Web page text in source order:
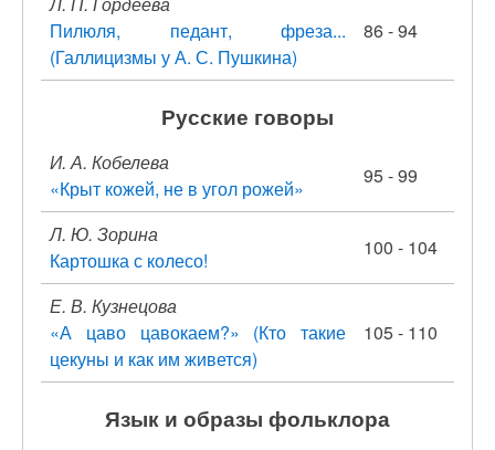
Пилюля, педант, фреза...
(Галлицизмы у А. С. Пушкина)
86 - 94
Русские говоры
И. А. Кобелева
«Крыт кожей, не в угол рожей»
95 - 99
Л. Ю. Зорина
Картошка с колесо!
100 - 104
Е. В. Кузнецова
«А цаво цавокаем?» (Кто такие
цекуны и как им живется)
105 - 110
Язык и образы фольклора